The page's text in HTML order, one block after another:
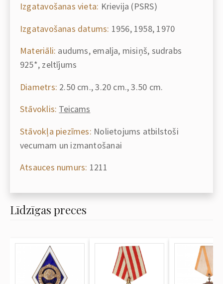
Izgatavošanas vieta: Krievija (PSRS)
Izgatavošanas datums: 1956, 1958, 1970
Materiāli: audums, emalja, misiņš, sudrabs
925*, zeltījums
Diametrs: 2.50 cm., 3.20 cm., 3.50 cm.
Stāvoklis: Teicams
Stāvokļa piezīmes: Nolietojums atbilstoši
vecumam un izmantošanai
Atsauces numurs: 1211
Līdzīgas preces